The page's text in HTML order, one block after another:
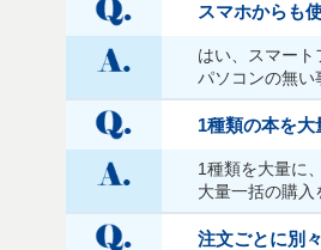
スマホからも
はい、スマー
パソコンの無い
1種類の本を
1種類を大量に
大量一括の購入
注文ごとに別